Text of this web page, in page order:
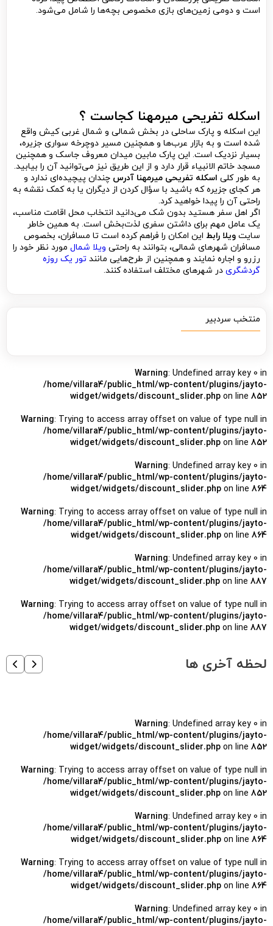
است و دومی زمین‌های بازی مخصوص بچه‌ها را شامل می‌شود.
اسکله تفریحی میرمهنا کجاست ؟
این اسکله و پارک ساحلی در بخش شمالی و شمال غربی کیش واقع
شده است و به بازار عرب‌ها و همچنین مسیر دوچرخه سواری جزیره،
بسیار نزدیک است. این پارک مابین میدان معروف جاسک و همچنین
مسجد خاتم الانبیاء قرار دارد و از این طریق نیز می‌توانید آن را بیابید.
به طور کلیاسکله تفریحی میرمهنا آدرسچندان پیچیده‌ای ندارد و
هر کجای جزیره که باشید با سؤال کردن از دیگران یا به کمک نقشه به
راحتی آن را پیدا خواهید کرد.
مسافران شهرهای شمالی، بتوانند به راحتی
رزرو و اجاره نمایند و همچنین از طرح‌هایی مانند
منتخب سردبیر
Warning: Undefined array key 0 in
/home/villara4/public_html/wp-content/plugins/jayto-
widget/widgets/discount_slider.phpon line 852
: Trying to access array offset on value of type null in
/home/villara4/public_html/wp-content/plugins/jayto-
widget/widgets/discount_slider.php on line852
Warning: Undefined array key 0 in
/home/villara4/public_html/wp-content/plugins/jayto-
widget/widgets/discount_slider.phpon line 864
: Trying to access array offset on value of type null in
/home/villara4/public_html/wp-content/plugins/jayto-
widget/widgets/discount_slider.php on line864
Warning: Undefined array key 0 in
on line
لحظه آخری ها
Warning: Undefined array key 0 in
/home/villara4/public_html/wp-content/plugins/jayto-
widget/widgets/discount_slider.phpon line 852
: Trying to access array offset on value of type null in
/home/villara4/public_html/wp-content/plugins/jayto-
widget/widgets/discount_slider.php on line852
Warning: Undefined array key 0 in
/home/villara4/public_html/wp-content/plugins/jayto-
widget/widgets/discount_slider.phpon line 864